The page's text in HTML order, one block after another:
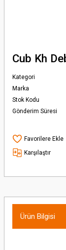
Cub Kh
Kategori
Marka
Stok Kodu
Gönderim Süresi
Karşılaştır
Ürün Bilgisi